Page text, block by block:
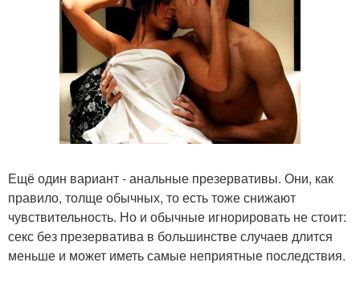
Ещё один вариант - анальные презервативы. Они, как
правило, толще обычных, то есть тоже снижают
чувствительность. Но и обычные игнорировать не стоит:
секс без презерватива в большинстве случаев длится
меньше и может иметь самые неприятные последствия.